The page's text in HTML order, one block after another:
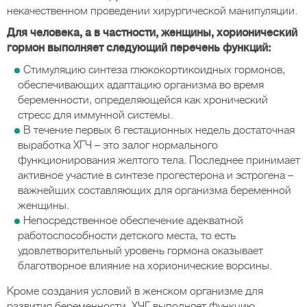
некачественном проведении хирургической манипуляции.
Для человека, а в частности, женщины, хорионический
гормон выполняет следующий перечень функций:
Стимуляцию синтеза глюкокортикоидных гормонов,
обеспечивающих адаптацию организма во время
беременности, определяющейся как хронический
стресс для иммунной системы.
В течение первых 6 гестационных недель достаточная
выработка ХГЧ – это залог нормального
функционирования желтого тела. Последнее принимает
активное участие в синтезе прогестерона и эстрогена –
важнейших составляющих для организма беременной
женщины.
Непосредственное обеспечение адекватной
работоспособности детского места, то есть
удовлетворительный уровень гормона оказывает
благотворное влияние на хорионические ворсины.
Кроме создания условий в женском организме для